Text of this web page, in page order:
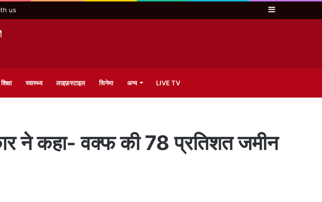
us Sidebar
शिक्षा स्वास्थ्य लाइफ़स्टाइल सिनेमा अन्य LIVE TV
ने कहा- वक्फ की 78 प्रतिशत जमीन